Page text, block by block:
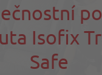
Isofix
Safe